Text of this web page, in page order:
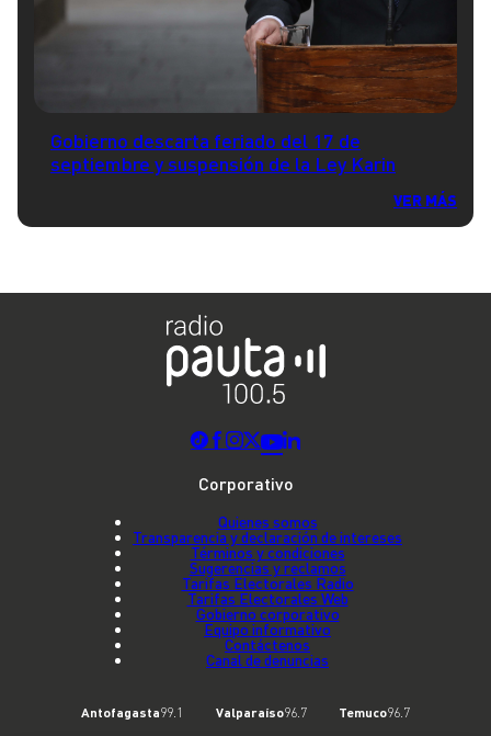
Gobierno descarta feriado del 17 de
septiembre y suspensión de la Ley Karin
VER MÁS
Corporativo
Quienes somos
Transparencia y declaración de intereses
Términos y condiciones
Sugerencias y reclamos
Tarifas Electorales Radio
Tarifas Electorales Web
Gobierno corporativo
Equipo informativo
Contáctenos
Canal de denuncias
Antofagasta99.1 Valparaíso96.7 Temuco96.7